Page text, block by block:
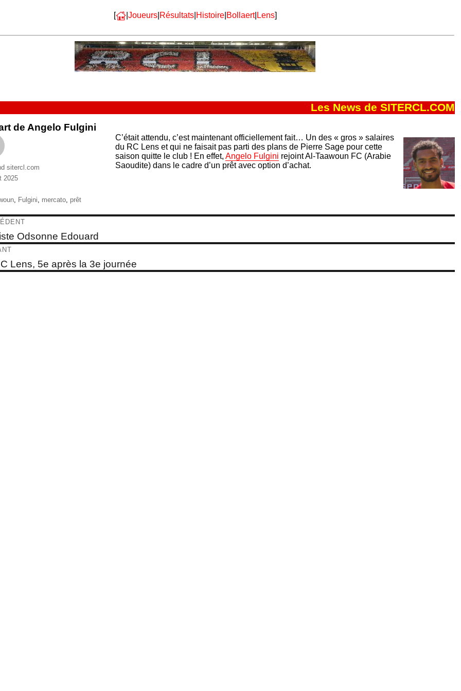
[ | Joueurs| Résultats| Histoire| Bollaert| Lens]
Les News de SITERCL.COM
de Angelo Fulgini
C’était attendu, c’est maintenant officiellement fait… Un des « gros » salaires
du RC Lens et qui ne faisait pas parti des plans de Pierre Sage pour cette
saison quitte le club ! En effet, Angelo Fulgini rejoint Al-Taawoun FC (Arabie
Saoudite) dans le cadre d’un prêt avec option d’achat.
sitercl.com
2025
, Fulgini, mercato, prêt
:
Odsonne Edouard
:
Lens, 5e après la 3e journée